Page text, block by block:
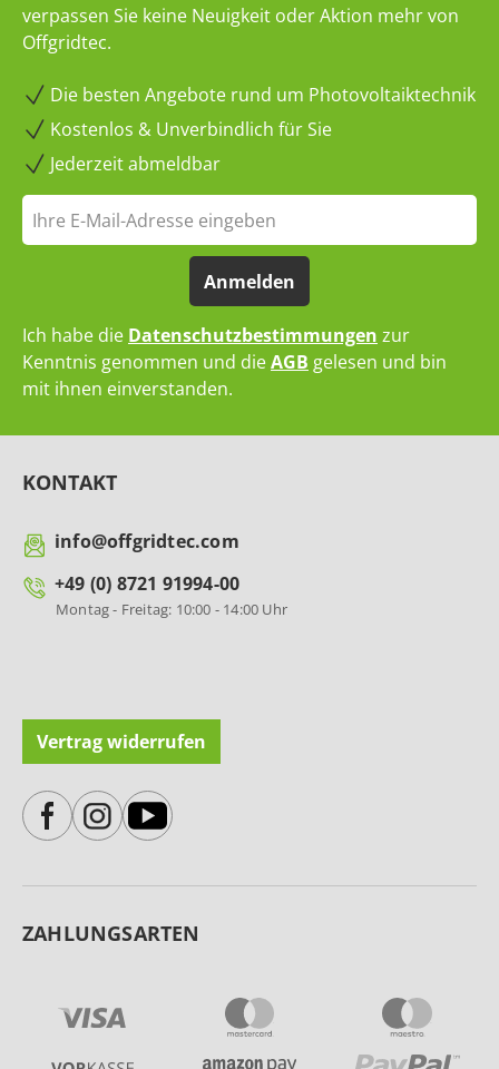
verpassen Sie keine Neuigkeit oder Aktion mehr von
Offgridtec.
Die besten Angebote rund um Photovoltaiktechnik
Kostenlos & Unverbindlich für Sie
Jederzeit abmeldbar
Anmelden
Ich habe die Datenschutzbestimmungen zur
Kenntnis genommen und dieAGB gelesen und bin
mit ihnen einverstanden.
KONTAKT
info@offgridtec.com
+49 (0) 8721 91994-00
Montag - Freitag: 10:00 - 14:00 Uhr
Vertrag widerrufen
ZAHLUNGSARTEN